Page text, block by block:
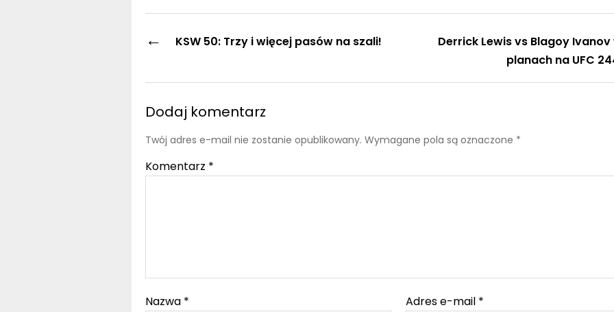
← KSW 50: Trzy i więcej pasów na szali!
Derrick Lewis vs Blagoy Ivanov
planach na UFC
Dodaj komentarz
Twój adres e-mail nie zostanie opublikowany. Wymagane pola są oznaczone *
Komentarz *
Nazwa * Adres e-mail *